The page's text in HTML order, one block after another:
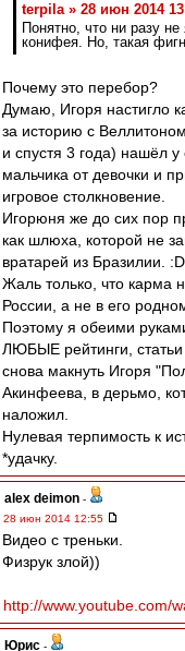
terpila » 28 июн 2014
Понятно, что ни разу
конифея. Но, такая
Почему это перебор?
Думаю, Игоря настигло
за историю с
и спустя 3 года) нашёл у
мальчика от девочки и
игровое столкновение.
Игорюня же до сих пор
как шлюха, которой не
вратарей из Бразилии. :D
Жаль только, что карма
России, а не в его
Поэтому я обеими
ЛЮБЫЕ рейтинги,
снова макнуть Игоря
Акинфеева, в дерьмо,
наложил.
Нулевая терпимость к
*удачку.
alex deimon -
28 июн 2014 12:55
Видео с треньки.
Физрук злой))
http://www.youtube.com/
Юрис -